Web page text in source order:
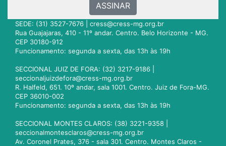
ASSINAR
SEDE: (31) 3527-7676 | cress@cress-mg.org.br
Rua Guajajaras, 410 - 11º andar. Centro. Belo Horizonte - MG.
CEP 30180-912
Funcionamento: segunda a sexta, das 13h às 19h
SECCIONAL JUIZ DE FORA: (32) 3217-9186 |
seccionaljuizdefora@cress-mg.org.br
R. Halfeld, 651. 10º andar, sala 1001. Centro. Juiz de Fora-MG.
CEP 36010-002
Funcionamento: segunda a sexta, das 13h às 19h
SECCIONAL MONTES CLAROS: (38) 3221-9358 |
seccionalmontesclaros@cress-mg.org.br
Av. Coronel Prates, 376 - sala 301. Centro. Montes Claros -